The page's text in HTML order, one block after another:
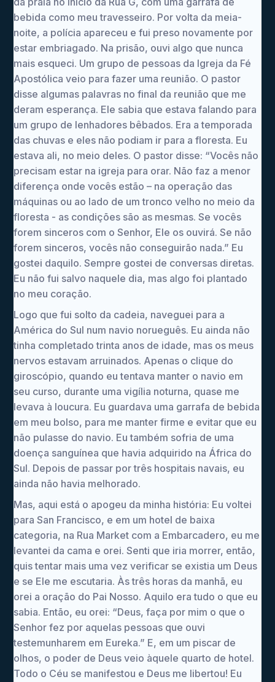
bebida como meu travesseiro. Por volta da meia-
noite, a polícia apareceu e fui preso novamente por
estar embriagado. Na prisão, ouvi algo que nunca
mais esqueci. Um grupo de pessoas da Igreja da Fé
Apostólica veio para fazer uma reunião. O pastor
disse algumas palavras no final da reunião que me
deram esperança. Ele sabia que estava falando para
um grupo de lenhadores bêbados. Era a temporada
das chuvas e eles não podiam ir para a floresta. Eu
estava ali, no meio deles. O pastor disse: “Vocês não
precisam estar na igreja para orar. Não faz a menor
diferença onde vocês estão – na operação das
máquinas ou ao lado de um tronco velho no meio da
floresta - as condições são as mesmas. Se vocês
forem sinceros com o Senhor, Ele os ouvirá. Se não
forem sinceros, vocês não conseguirão nada.” Eu
gostei daquilo. Sempre gostei de conversas diretas.
Eu não fui salvo naquele dia, mas algo foi plantado
no meu coração.
Logo que fui solto da cadeia, naveguei para a
América do Sul num navio norueguês. Eu ainda não
tinha completado trinta anos de idade, mas os meus
nervos estavam arruinados. Apenas o clique do
giroscópio, quando eu tentava manter o navio em
seu curso, durante uma vigília noturna, quase me
levava à loucura. Eu guardava uma garrafa de bebida
em meu bolso, para me manter firme e evitar que eu
não pulasse do navio. Eu também sofria de uma
doença sanguínea que havia adquirido na África do
Sul. Depois de passar por três hospitais navais, eu
ainda não havia melhorado.
Mas, aqui está o apogeu da minha história: Eu voltei
para San Francisco, e em um hotel de baixa
categoria, na Rua Market com a Embarcadero, eu me
levantei da cama e orei. Senti que iria morrer, então,
quis tentar mais uma vez verificar se existia um Deus
e se Ele me escutaria. Às três horas da manhã, eu
orei a oração do Pai Nosso. Aquilo era tudo o que eu
sabia. Então, eu orei: “Deus, faça por mim o que o
Senhor fez por aquelas pessoas que ouvi
testemunharem em Eureka.” E, em um piscar de
olhos, o poder de Deus veio àquele quarto de hotel.
Todo o Céu se manifestou e Deus me libertou! Eu